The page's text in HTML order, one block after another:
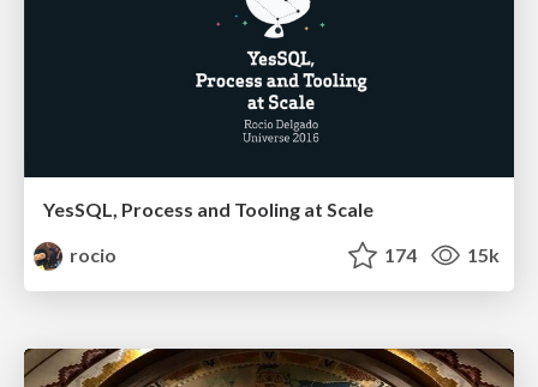
YesSQL, Process and Tooling at Scale
rocio
174 15k